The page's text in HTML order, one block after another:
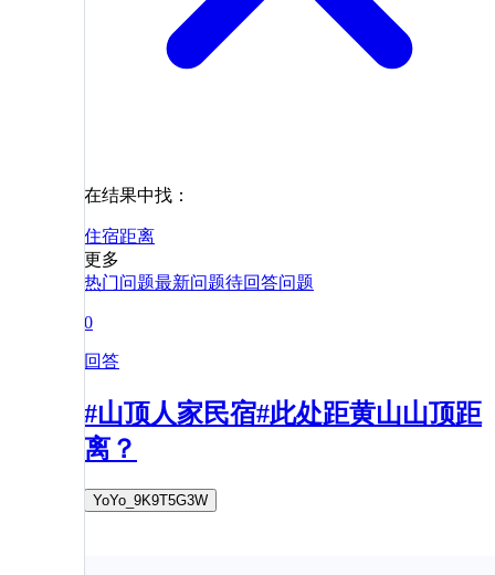
在结果中找：
住宿距离
更多
热门问题最新问题待回答问题
0
回答
#山顶人家民宿#此处距黄山山顶距
离？
YoYo_9K9T5G3W